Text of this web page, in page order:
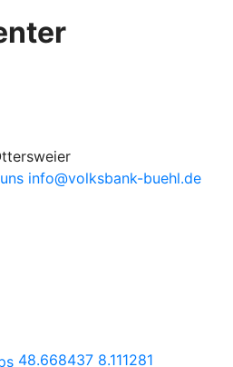
info@volksbank-buehl.de
48.668437 8.111281